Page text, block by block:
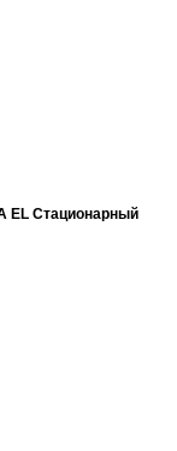
EL Стационарный